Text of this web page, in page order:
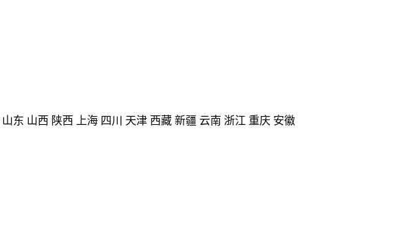
山东 山西 陕西 上海 四川 天津 西藏 新疆 云南 浙江 重庆 安徽